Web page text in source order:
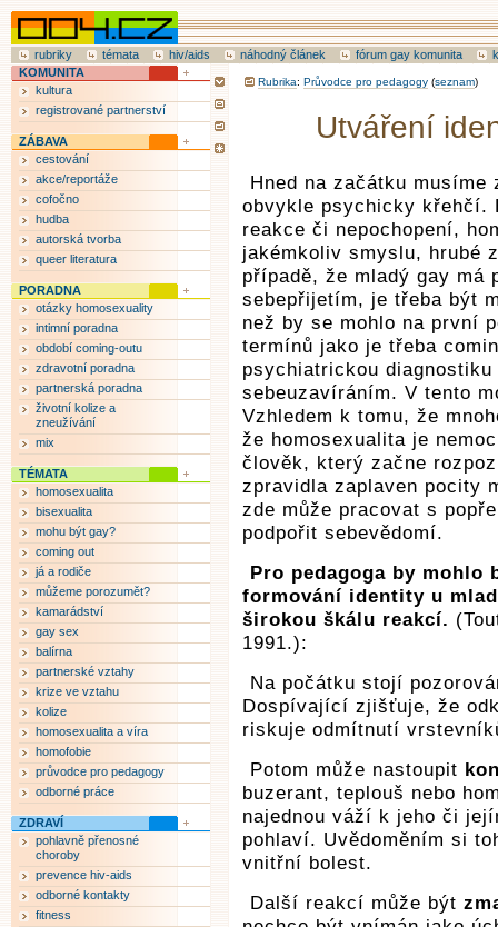
rubriky témata hiv/aids náhodný článek fórum gay komunita
Rubrika: Průvodce pro pedagogy (seznam)
Utváření
Hned na začátku
obvykle psychicky křehčí.
reakce či nepochopení,
jakémkoliv smyslu, hrubé
případě, že mladý gay má
sebepřijetím, je třeba být
než by se mohlo na první
termínů jako je třeba
psychiatrickou
sebeuzavíráním. V tento
Vzhledem k tomu, že
že homosexualita je
člověk, který začne
zpravidla zaplaven pocity
zde může pracovat s
podpořit sebevědomí.
Pro pedagoga by mohlo
formování identity u
širokou škálu reakcí.
1991.):
Na počátku stojí
Dospívající zjišťuje, že
riskuje odmítnutí
Potom může nastoupit
buzerant, teplouš nebo
najednou váží k jeho či
pohlaví. Uvědoměním si
vnitřní bolest.
Další reakcí může být
KOMUNITA
kultura
registrované partnerství
ZÁBAVA
cestování
akce/reportáže
cofočno
hudba
autorská tvorba
queer literatura
PORADNA
otázky homosexuality
intimní poradna
období coming-outu
zdravotní poradna
partnerská poradna
životní kolize a
zneužívání
mix
TÉMATA
homosexualita
bisexualita
mohu být gay?
coming out
já a rodiče
můžeme porozumět?
kamarádství
gay sex
balírna
partnerské vztahy
krize ve vztahu
kolize
homosexualita a víra
homofobie
průvodce pro pedagogy
odborné práce
ZDRAVÍ
pohlavně přenosné
choroby
prevence hiv-aids
odborné kontakty
fitness